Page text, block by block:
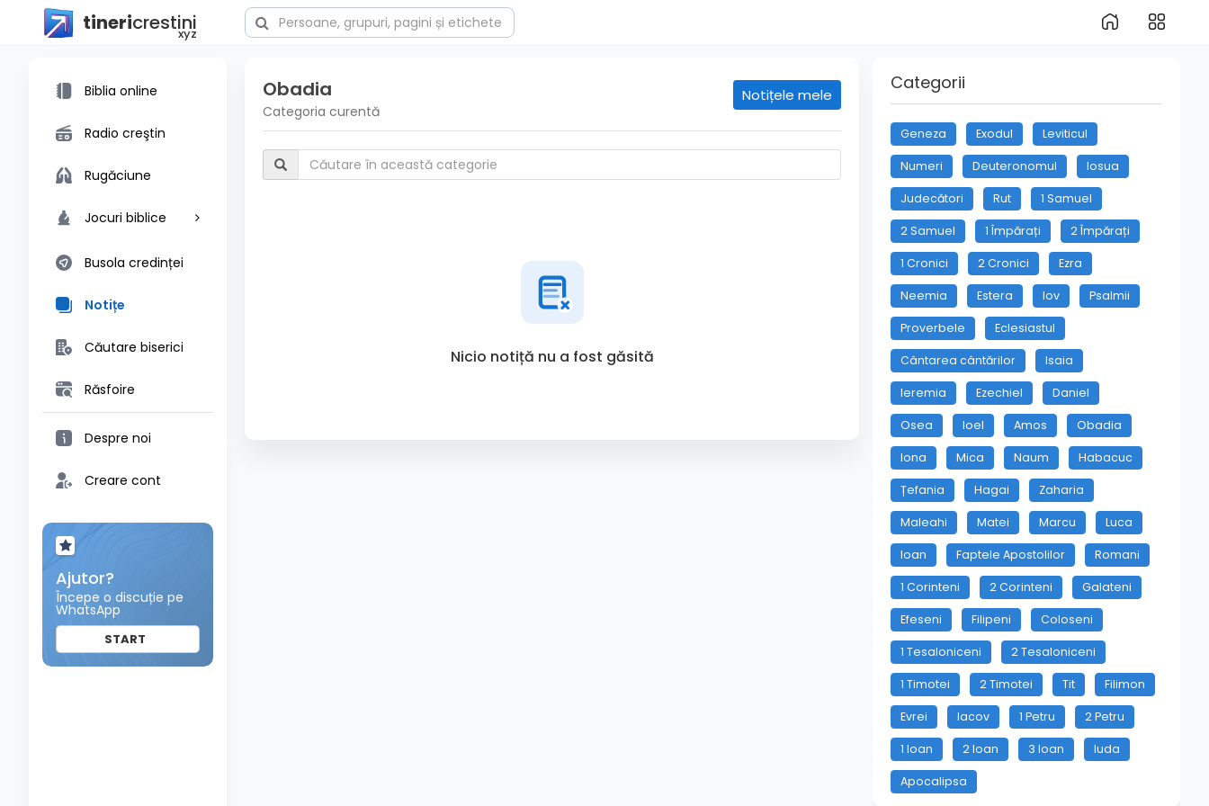
tinericrestini
xyz
Biblia online
Radio creştin
Rugăciune
Jocuri biblice
Busola credinței
Notițe
Căutare biserici
Răsfoire
Despre noi
Creare cont
Ajutor?
Începe o discuție pe
WhatsApp
START
Obadia
Categoria curentă
Notițele mele
Nicio notiță nu a fost găsită
Categorii
Geneza Exodul Leviticul
Numeri Deuteronomul Iosua
Judecători Rut 1 Samuel
2 Samuel 1 Împărați 2 Împărați
1 Cronici 2 Cronici Ezra
Neemia Estera Iov Psalmii
Proverbele Eclesiastul
Cântarea cântărilor Isaia
Ieremia Ezechiel Daniel
Osea Ioel Amos Obadia
Iona Mica Naum Habacuc
Țefania Hagai Zaharia
Maleahi Matei Marcu Luca
Ioan Faptele Apostolilor Romani
1 Corinteni 2 Corinteni Galateni
Efeseni Filipeni Coloseni
1 Tesaloniceni 2 Tesaloniceni
1 Timotei 2 Timotei Tit Filimon
Evrei Iacov 1 Petru 2 Petru
1 Ioan 2 Ioan 3 Ioan Iuda
Apocalipsa